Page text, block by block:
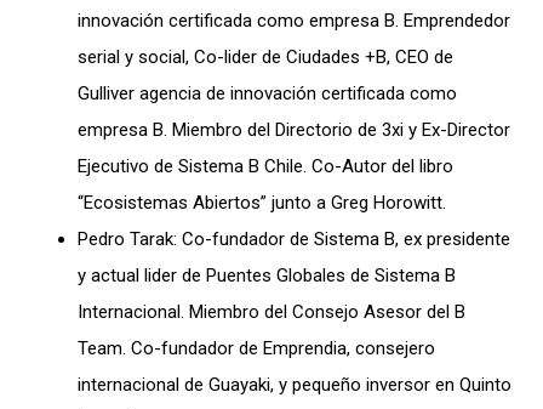
innovación certificada como empresa B. Emprendedor
serial y social, Co-lider de Ciudades +B, CEO de
Gulliver agencia de innovación certificada como
empresa B. Miembro del Directorio de 3xi y Ex-Director
Ejecutivo de Sistema B Chile. Co-Autor del libro
“Ecosistemas Abiertos” junto a Greg Horowitt.
Pedro Tarak: Co-fundador de Sistema B, ex presidente
y actual lider de Puentes Globales de Sistema B
Internacional. Miembro del Consejo Asesor del B
Team. Co-fundador de Emprendia, consejero
internacional de Guayaki, y pequeño inversor en Quinto